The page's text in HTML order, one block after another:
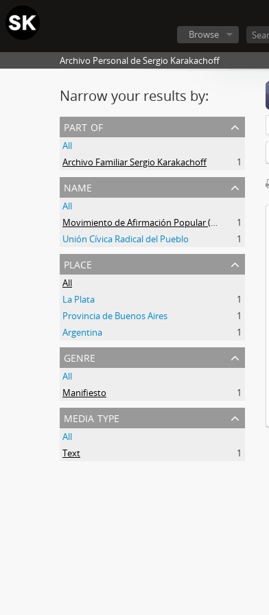
Browse
Archivo Personal de Sergio Karakachoff
Narrow your results by:
part of
All
Archivo Familiar Sergio Karakachoff
1
name
All
Movimiento de Afirmación Popular (MAP)
1
Unión Cívica Radical del Pueblo
1
place
All
La Plata
1
Provincia de Buenos Aires
1
Argentina
1
genre
All
Manifiesto
1
media type
All
Text
1